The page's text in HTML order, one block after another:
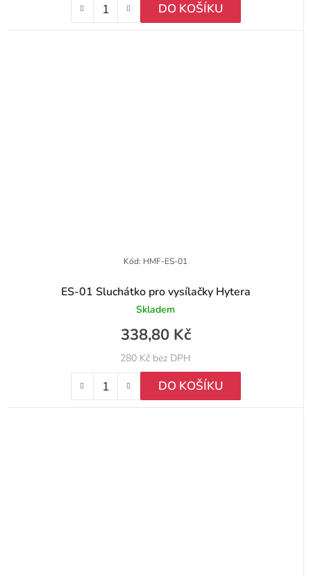
DO KOŠÍKU
ES-01 Sluchátko pro vysílačky Hytera
Skladem
280 Kč bez DPH
338,80 Kč
DO KOŠÍKU
Kód: HMF-ES-01